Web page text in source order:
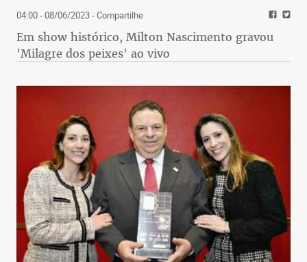
04:00 - 08/06/2023- Compartilhe
Em show histórico, Milton Nascimento gravou
'Milagre dos peixes' ao vivo